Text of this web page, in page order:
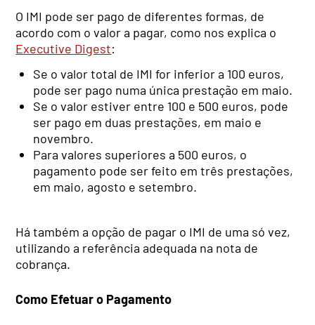
O IMI pode ser pago de diferentes formas, de
acordo com o valor a pagar, como nos explica o
Executive Digest:
Se o valor total de IMI for inferior a 100 euros,
pode ser pago numa única prestação em maio.
Se o valor estiver entre 100 e 500 euros, pode
ser pago em duas prestações, em maio e
novembro.
Para valores superiores a 500 euros, o
pagamento pode ser feito em três prestações,
em maio, agosto e setembro.
Há também a opção de pagar o IMI de uma só vez,
utilizando a referência adequada na nota de
cobrança.
Como Efetuar o Pagamento